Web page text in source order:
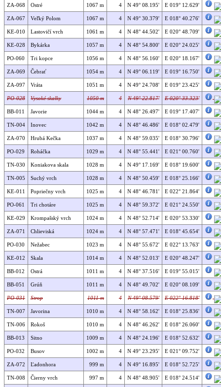
ZA-068 Ostré 1067 m 4 N 49° 08.195' E 019° 12.629'
ZA-067 Veľký Polom 1067 m 4 N 49° 30.379' E 018° 40.276'
KE-010 Lastovičí vrch 1061 m 4 N 48° 44.502' E 020° 48.709'
KE-028 Bykárka 1057 m 4 N 48° 54.800' E 020° 24.025'
PO-060 Tri kopce 1056 m 4 N 48° 56.160' E 020° 18.167'
ZA-069 Čebrať 1054 m 4 N 49° 06.119' E 019° 16.750'
ZA-097 Vráta 1051 m 4 N 49° 24.708' E 019° 23.425'
PO-028 Vysoké skalky 1050 m 4 N 49° 22.817' E 020° 33.323'
BB-011 Javorie 1044 m 4 N 48° 26.497' E 019° 17.407'
TN-004 Inovec 1042 m 4 N 48° 46.486' E 018° 02.479'
ZA-070 Hrubá Kečka 1037 m 4 N 48° 59.035' E 018° 30.796'
PO-029 Roháčka 1029 m 4 N 48° 55.441' E 021° 00.760'
TN-030 Koniakova skala 1028 m 4 N 49° 17.169' E 018° 19.600'
TN-005 Suchý vrch 1028 m 4 N 48° 50.459' E 018° 25.166'
KE-011 Popriečny vrch 1025 m 4 N 48° 46.781' E 022° 21.864'
PO-061 Tri chotáre 1025 m 4 N 48° 59.372' E 021° 24.550'
KE-029 Krompašský vrch 1024 m 4 N 48° 52.714' E 020° 53.330'
ZA-071 Chlieviská 1024 m 4 N 48° 57.471' E 018° 45.654'
PO-030 Nežabec 1023 m 4 N 48° 55.672' E 022° 13.763'
KE-012 Skala 1014 m 4 N 48° 52.013' E 020° 48.247'
BB-012 Ostrá 1011 m 4 N 48° 37.516' E 019° 55.015'
BB-051 Grúň 1011 m 4 N 48° 49.702' E 020° 08.109'
PO-031 Strop 1011 m 4 N 49° 08.579' E 022° 16.818'
TN-007 Javorina 1010 m 4 N 48° 58.162' E 018° 25.836'
TN-006 Rokoš 1010 m 4 N 48° 46.262' E 018° 26.060'
BB-013 Sitno 1009 m 4 N 48° 24.196' E 018° 52.632'
PO-032 Busov 1002 m 4 N 49° 23.295' E 021° 09.752'
ZA-072 Ľadonhora 999 m 4 N 49° 16.895' E 018° 52.725'
TN-008 Čierny vrch 997 m 4 N 48° 48.905' E 018° 24.514'